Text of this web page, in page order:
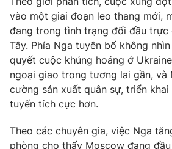
vào một giai đoạn leo thang mới,
đang trong tình trạng đối đầu trực
Tây. Phía Nga tuyên bố không
quyết cuộc khủng hoảng ở
ngoại giao trong tương lai gần, và
cường sản xuất quân sự, triển
tuyến tích cực hơn.
Theo các chuyên gia, việc Nga
phòng cho thấy Moscow đang